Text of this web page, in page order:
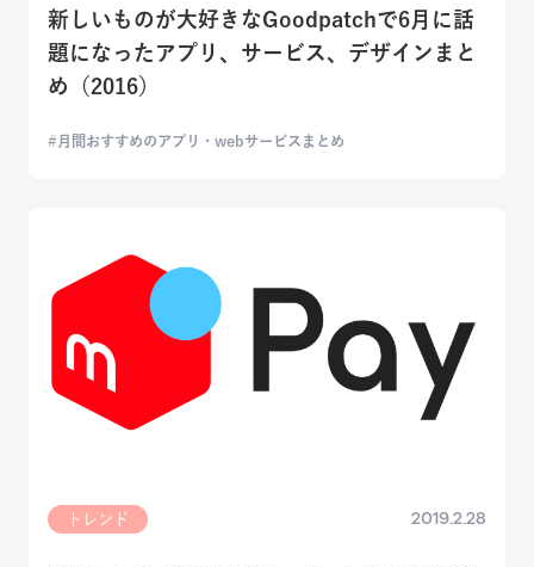
新しいものが大好きなGoodpatchで6月に話
題になったアプリ、サービス、デザインまと
め（2016）
月間おすすめのアプリ・webサービスまとめ
トレンド 2019.2.28